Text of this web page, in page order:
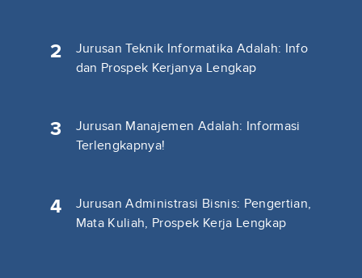
2
Jurusan Teknik Informatika Adalah: Info
dan Prospek Kerjanya Lengkap
3
Jurusan Manajemen Adalah: Informasi
Terlengkapnya!
4
Jurusan Administrasi Bisnis: Pengertian,
Mata Kuliah, Prospek Kerja Lengkap